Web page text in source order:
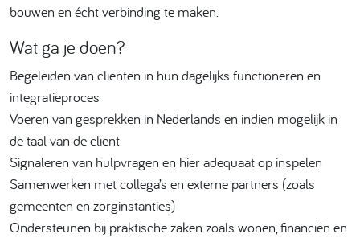
bouwen en écht verbinding te maken.
Wat ga je doen?
Begeleiden van cliënten in hun dagelijks functioneren en
integratieproces
Voeren van gesprekken in Nederlands en indien mogelijk in
de taal van de cliënt
Signaleren van hulpvragen en hier adequaat op inspelen
Samenwerken met collega’s en externe partners (zoals
gemeenten en zorginstanties)
Ondersteunen bij praktische zaken zoals wonen, financiën en